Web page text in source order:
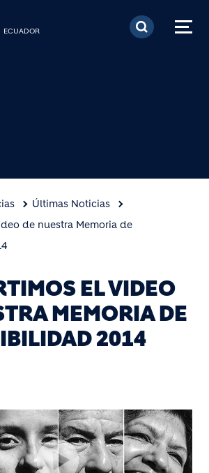
Pasar al contenido
ECUADOR
Últimas Noticias
de nuestra Memoria de
EL VIDEO
MEMORIA DE
2014